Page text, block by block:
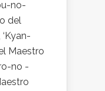
no-
del
Maestro
no -